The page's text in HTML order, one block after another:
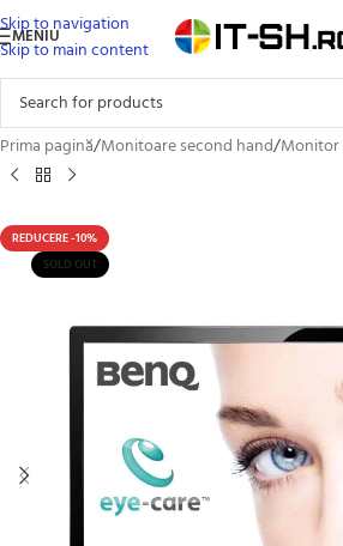
Skip to navigation
Skip to main content
MENIU
Prima pagină/Monitoare second hand/Monitor
REDUCERE -10%
SOLD OUT